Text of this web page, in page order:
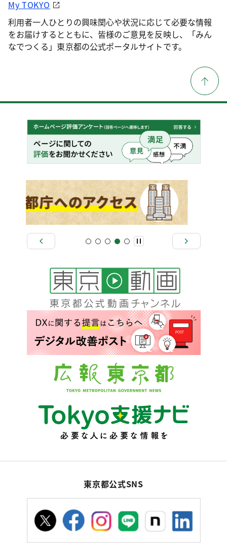
My TOKYO
利用者一人ひとりの興味関心や状況に応じて必要な情報
をお届けするとともに、皆様のご意見を反映し、「みん
なでつくる」東京都の公式ポータルサイトです。
東京都公式SNS